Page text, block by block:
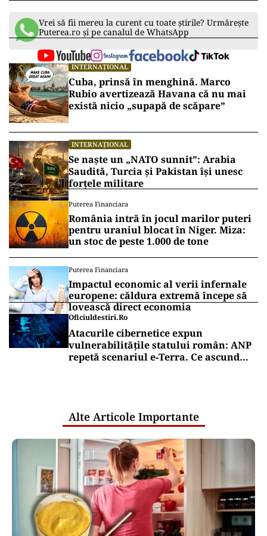
Vrei să fii mereu la curent cu toate știrile? Urmărește
Puterea.ro și pe canalul de WhatsApp
INTERNAȚIONAL
Cuba, prinsă în menghină. Marco
Rubio avertizează Havana că nu mai
există nicio „supapă de scăpare”
INTERNAȚIONAL
Se naște un „NATO sunnit”: Arabia
Saudită, Turcia și Pakistan își unesc
forțele militare
Puterea Financiara
România intră în jocul marilor puteri
pentru uraniul blocat în Niger. Miza:
un stoc de peste 1.000 de tone
Puterea Financiara
Impactul economic al verii infernale
europene: căldura extremă începe să
lovească direct economia
Oficiuldestiri.ro
Atacurile cibernetice expun
vulnerabilitățile statului român: ANP
repetă scenariul e‑Terra. Ce ascund
Alte Articole Importante